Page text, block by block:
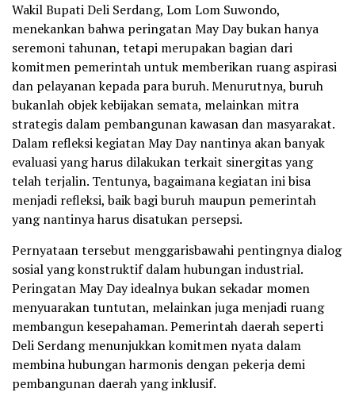
Wakil Bupati Deli Serdang, Lom Lom Suwondo,
menekankan bahwa peringatan May Day bukan hanya
seremoni tahunan, tetapi merupakan bagian dari
komitmen pemerintah untuk memberikan ruang aspirasi
dan pelayanan kepada para buruh. Menurutnya, buruh
bukanlah objek kebijakan semata, melainkan mitra
strategis dalam pembangunan kawasan dan masyarakat.
Dalam refleksi kegiatan May Day nantinya akan banyak
evaluasi yang harus dilakukan terkait sinergitas yang
telah terjalin. Tentunya, bagaimana kegiatan ini bisa
menjadi refleksi, baik bagi buruh maupun pemerintah
yang nantinya harus disatukan persepsi.
Pernyataan tersebut menggarisbawahi pentingnya dialog
sosial yang konstruktif dalam hubungan industrial.
Peringatan May Day idealnya bukan sekadar momen
menyuarakan tuntutan, melainkan juga menjadi ruang
membangun kesepahaman. Pemerintah daerah seperti
Deli Serdang menunjukkan komitmen nyata dalam
membina hubungan harmonis dengan pekerja demi
pembangunan daerah yang inklusif.